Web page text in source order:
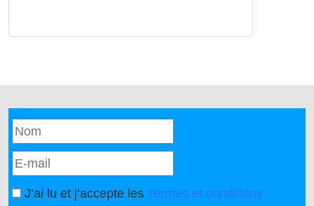
J’ai lu et j’accepte les Termes et conditions